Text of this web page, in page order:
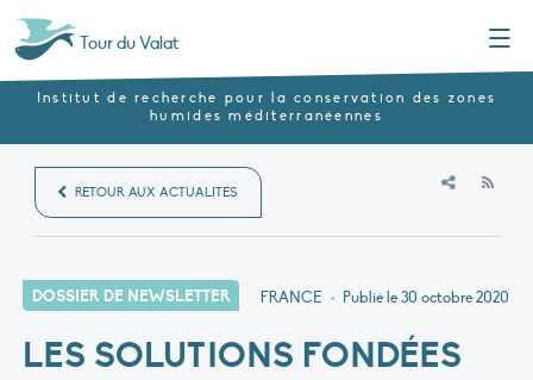
Tour du Valat
Institut de recherche pour la conservation des zones
humides méditerranéennes
RETOUR AUX ACTUALITÉS
DOSSIER DE NEWSLETTER FRANCE • Publié le30 octobre 2020
LES SOLUTIONS FONDÉES